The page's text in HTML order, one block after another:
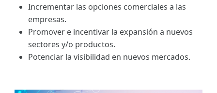
Incrementar las opciones comerciales a las
empresas.
Promover e incentivar la expansión a nuevos
sectores y/o productos.
Potenciar la visibilidad en nuevos mercados.